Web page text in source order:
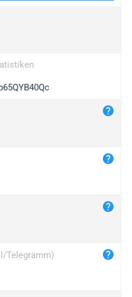
Telegramm)